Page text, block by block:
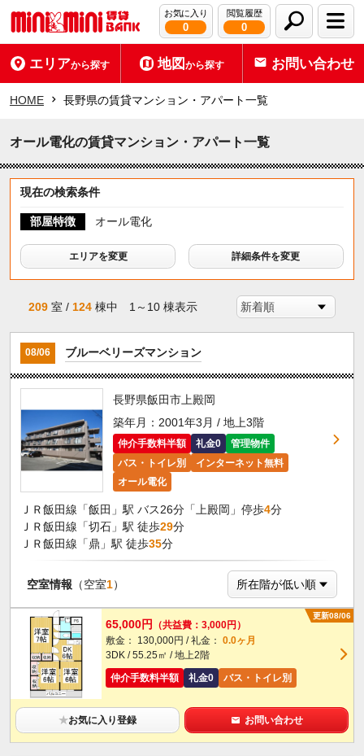
お気に入り
0
閲覧履歴
0
エリアから探す 地図から探す お問い合わせ
HOME 長野県の賃貸マンション・アパート一覧
オール電化の賃貸マンション・アパート一覧
現在の検索条件
部屋特徴 オール電化
エリアを変更 詳細条件を変更
209 室 / 124 棟中 1～10 棟表示
08/06 ブルーベリーズマンション
長野県飯田市上殿岡
築年月：2001年3月 / 地上3階
仲介手数料半額 礼金0
管理物件
バス・トイレ別
インターネット無料
オール電化
ＪＲ飯田線「飯田」駅 バス26分「上殿岡」停歩4分
ＪＲ飯田線「切石」駅 徒歩29分
ＪＲ飯田線「鼎」駅 徒歩35分
空室情報 （空室1）
更新08/06
65,000円
（共益費：3,000円）
敷金： 130,000円 / 礼金： 0.0ヶ月
3DK / 55.25㎡ / 地上2階
仲介手数料半額
礼金0 バス・トイレ別
★お気に入り登録 お問い合わせ